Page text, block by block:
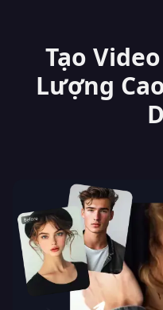
Tạo
Lượng